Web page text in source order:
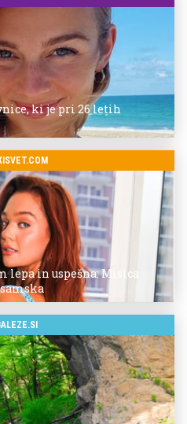
ki je pri 26 letih
lepa in uspešna: Misica